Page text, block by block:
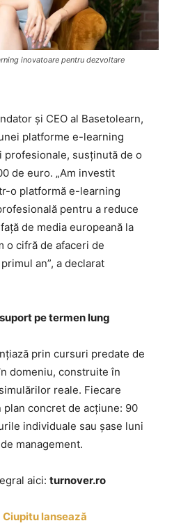
inovatoare pentru dezvoltare
și CEO al Basetolearn,
platforme e-learning
susținută de o
de euro. „Am investit
o platformă e-learning
pentru a reduce
de media europeană la
o cifră de afaceri de
an”, a declarat
pe termen lung
prin cursuri predate de
domeniu, construite în
reale. Fiecare
concret de acțiune: 90
individuale sau șase luni
management.
aici: turnover.ro
Ciupitu lansează